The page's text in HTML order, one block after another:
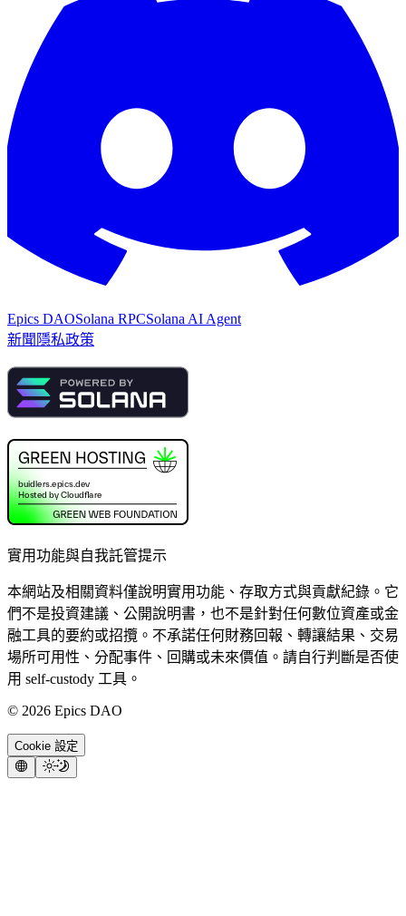
Epics DAOSolana RPCSolana AI Agent
新聞 隱私政策
實用功能與自我託管提示
本網站及相關資料僅說明實用功能、存取方式與貢獻紀錄。它
們不是投資建議、公開說明書，也不是針對任何數位資產或金
融工具的要約或招攬。不承諾任何財務回報、轉讓結果、交易
場所可用性、分配事件、回購或未來價值。請自行判斷是否使
用 self-custody 工具。
© 2026 Epics DAO
Cookie 設定